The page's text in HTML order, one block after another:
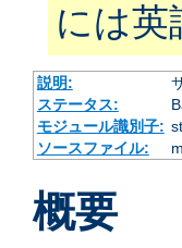
には英
説明:
ステータス:
モジュール識別子:
ソースファイル:
概要